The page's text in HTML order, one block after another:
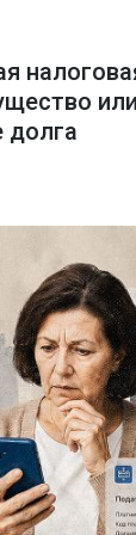
долга